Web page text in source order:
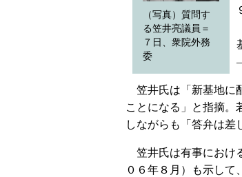
（写真）質問す
る笠井亮議員＝
７日、衆院外務
委
笠井氏は「新基地に
ことになる」と指摘。
しながらも「答弁は差
笠井氏は有事におけ
０６年８月）も示して